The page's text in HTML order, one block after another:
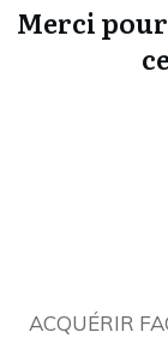
Merci
ACQUÉRIR